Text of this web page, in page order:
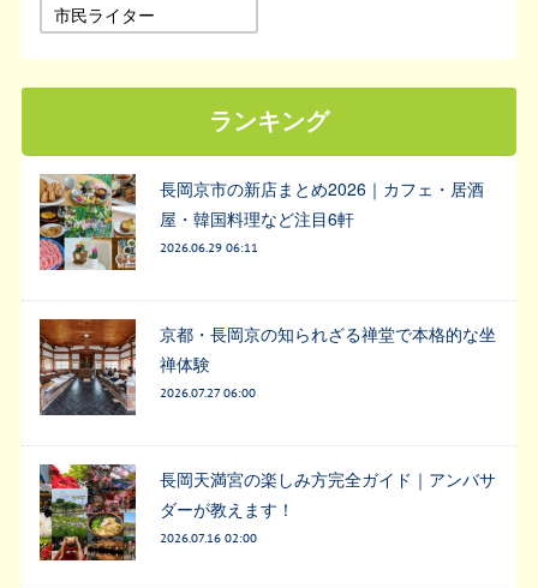
市民ライター
ランキング
長岡京市の新店まとめ2026｜カフェ・居酒
屋・韓国料理など注目6軒
2026.06.29 06:11
京都・長岡京の知られざる禅堂で本格的な坐
禅体験
2026.07.27 06:00
長岡天満宮の楽しみ方完全ガイド｜アンバサ
ダーが教えます！
2026.07.16 02:00